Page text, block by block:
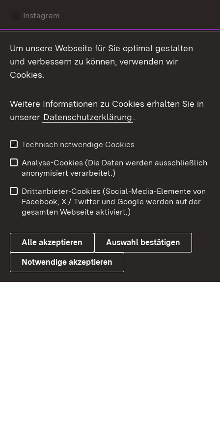
Instagram
Mastodon
Messenger
Social Wall
X / Twitter
Youtube
Link zum Landesportal
Benutzungshinweise
Barrierefreiheit
Datenschutz
Cookies
Um unsere Webseite für Sie optimal gestalten
und verbessern zu können, verwenden wir
Cookies.
Weitere Informationen zu Cookies erhalten Sie in
unserer Datenschutzerklärung.
Technisch notwendige Cookies
Analyse-Cookies (Die Daten werden ausschließlich
anonymisiert verarbeitet.)
Drittanbieter-Cookies (Social-Media-Elemente von
Facebook, X / Twitter und Google werden auf der
gesamten Webseite aktiviert.)
Alle akzeptieren Auswahl bestätigen
Notwendige akzeptieren